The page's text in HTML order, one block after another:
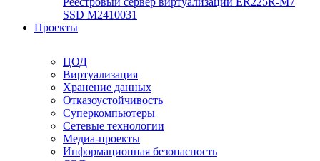
SSD М2410031
Проекты
ЦОД
Виртуализация
Хранение данных
Отказоустойчивость
Суперкомпьютеры
Сетевые технологии
Медиа-проекты
Информационная безопасность